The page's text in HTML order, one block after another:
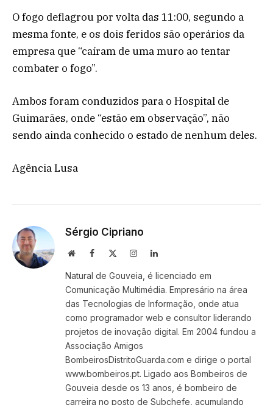
O fogo deflagrou por volta das 11:00, segundo a
mesma fonte, e os dois feridos são operários da
empresa que “caíram de uma muro ao tentar
combater o fogo”.
Ambos foram conduzidos para o Hospital de
Guimarães, onde “estão em observação”, não
sendo ainda conhecido o estado de nenhum deles.
Agência Lusa
Sérgio Cipriano
WebsiteFacebook InstagramLinkedIn
Natural de Gouveia, é licenciado em
Comunicação Multimédia. Empresário na área
das Tecnologias de Informação, onde atua
como programador web e consultor liderando
projetos de inovação digital. Em 2004 fundou a
Associação Amigos
BombeirosDistritoGuarda.com e dirige o portal
www.bombeiros.pt. Ligado aos Bombeiros de
Gouveia desde os 13 anos, é bombeiro de
carreira no posto de Subchefe, acumulando